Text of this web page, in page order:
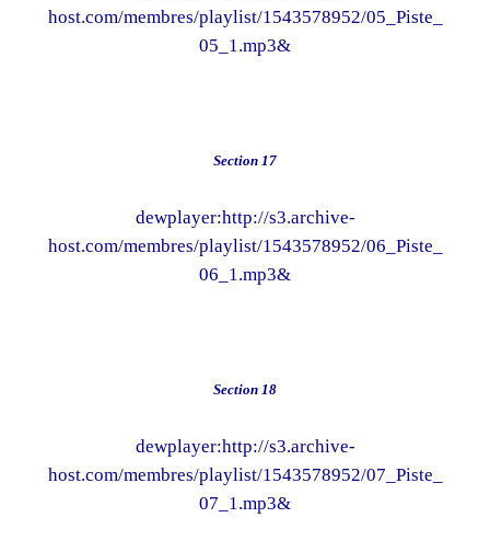
host.com/membres/playlist/1543578952/05_Piste_
05_1.mp3&
Section 17
dewplayer:http://s3.archive-
host.com/membres/playlist/1543578952/06_Piste_
06_1.mp3&
Section 18
dewplayer:http://s3.archive-
host.com/membres/playlist/1543578952/07_Piste_
07_1.mp3&